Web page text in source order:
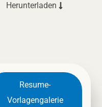
Herunterladen
Resume-
Vorlagengalerie